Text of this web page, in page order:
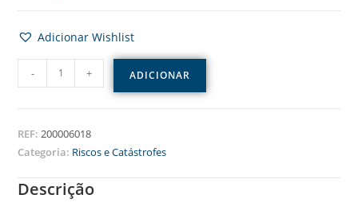
Adicionar Wishlist
- + ADICIONAR
REF:200006018
Categoria: Riscos e Catástrofes
Descrição